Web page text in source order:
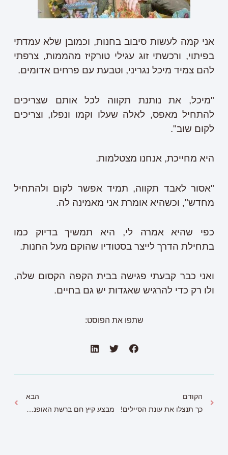
אני קמה לעשות סיבוב בחנות, וכמובן שלא עמדתי
בפיתוי, ורכשתי זוג עגילי טורקיז מהממות, צרפתי
להם צמיד מיכל נגריני, וטבעת עם פרחים אדומים.
"מיכל, את נותנת תקווה לכל אותם שצריכים
להתחיל מאפס, לאלה שעלו וקמו ונפלו, וצריכים
לקום שוב".
היא מחייכת, אנחנו מצטלמות.
"אסור לאבד תקווה, תמיד אפשר לקום ולהתחיל
מחדש", וכשהיא אומרת אני מאמינה לה.
כפי שהיא אמרה לי, היא תמשיך בדיוק כמו
בתחילת הדרך לייצר בסטודיו שהוקם מעל החנות.
ואני כבר קבעתי פגישה בבית הקפה הקסום שלה,
ולו רק כדי להרגיש שאגדות יש גם בחיים.
שתפו את הפוסט:
הקודם
כך תנצלו את עונת הסיילים!
הבא
מבצע קיץ חם ברשת האופנה GOLBARYעד 50% הנחה על קולקציית קיץ 2021